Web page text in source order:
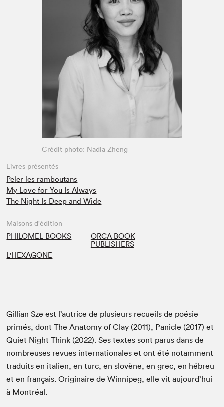
Espace enseignant·e·s
Crédit photo: Nadia Zheng
Livres présentés
Peler les ramboutans
My Love for You Is Always
The Night Is Deep and Wide
Maisons d'édition
PHILOMEL BOOKS
ORCA BOOK
PUBLISHERS
L'HEXAGONE
Gillian Sze est l’autrice de plusieurs recueils de poésie
primés, dont The Anatomy of Clay (2011), Panicle (2017) et
Quiet Night Think (2022). Ses textes sont parus dans de
nombreuses revues internationales et ont été notamment
traduits en italien, en turc, en slovène, en grec, en hébreu
et en français. Originaire de Winnipeg, elle vit aujourd’hui
à Montréal.